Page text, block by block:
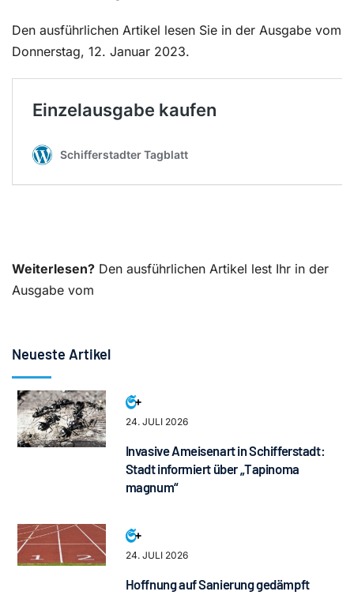
Den ausführlichen Artikel lesen Sie in der Ausgabe vom
Donnerstag, 12. Januar 2023.
Weiterlesen? Den ausführlichen Artikel lest Ihr in der
Ausgabe vom
Neueste Artikel
24. JULI 2026
Invasive Ameisenart in Schifferstadt:
Stadt informiert über „Tapinoma
magnum“
24. JULI 2026
Hoffnung auf Sanierung gedämpft